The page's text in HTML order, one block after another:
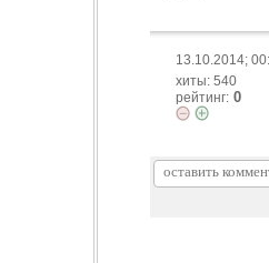
13.10.2014;
хиты: 540
рейтинг: 0